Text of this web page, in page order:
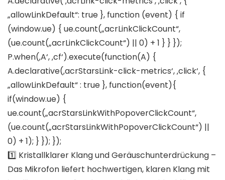
„allowLinkDefault“: true }, function (event) { if
(window.ue) { ue.count(„acrLinkClickCount“,
(ue.count(„acrLinkClickCount“) || 0) + 1 } } });
P.when(‚A‘, ‚cf‘).execute(function(A) {
A.declarative(‚acrStarsLink-click-metrics‘, ‚click‘, {
„allowLinkDefault“ : true }, function(event){
if(window.ue) {
ue.count(„acrStarsLinkWithPopoverClickCount“,
(ue.count(„acrStarsLinkWithPopoverClickCount“) ||
0) + 1); } }); });
1️⃣ Kristallklarer Klang und Geräuschunterdrückung –
Das Mikrofon liefert hochwertigen, klaren Klang mit